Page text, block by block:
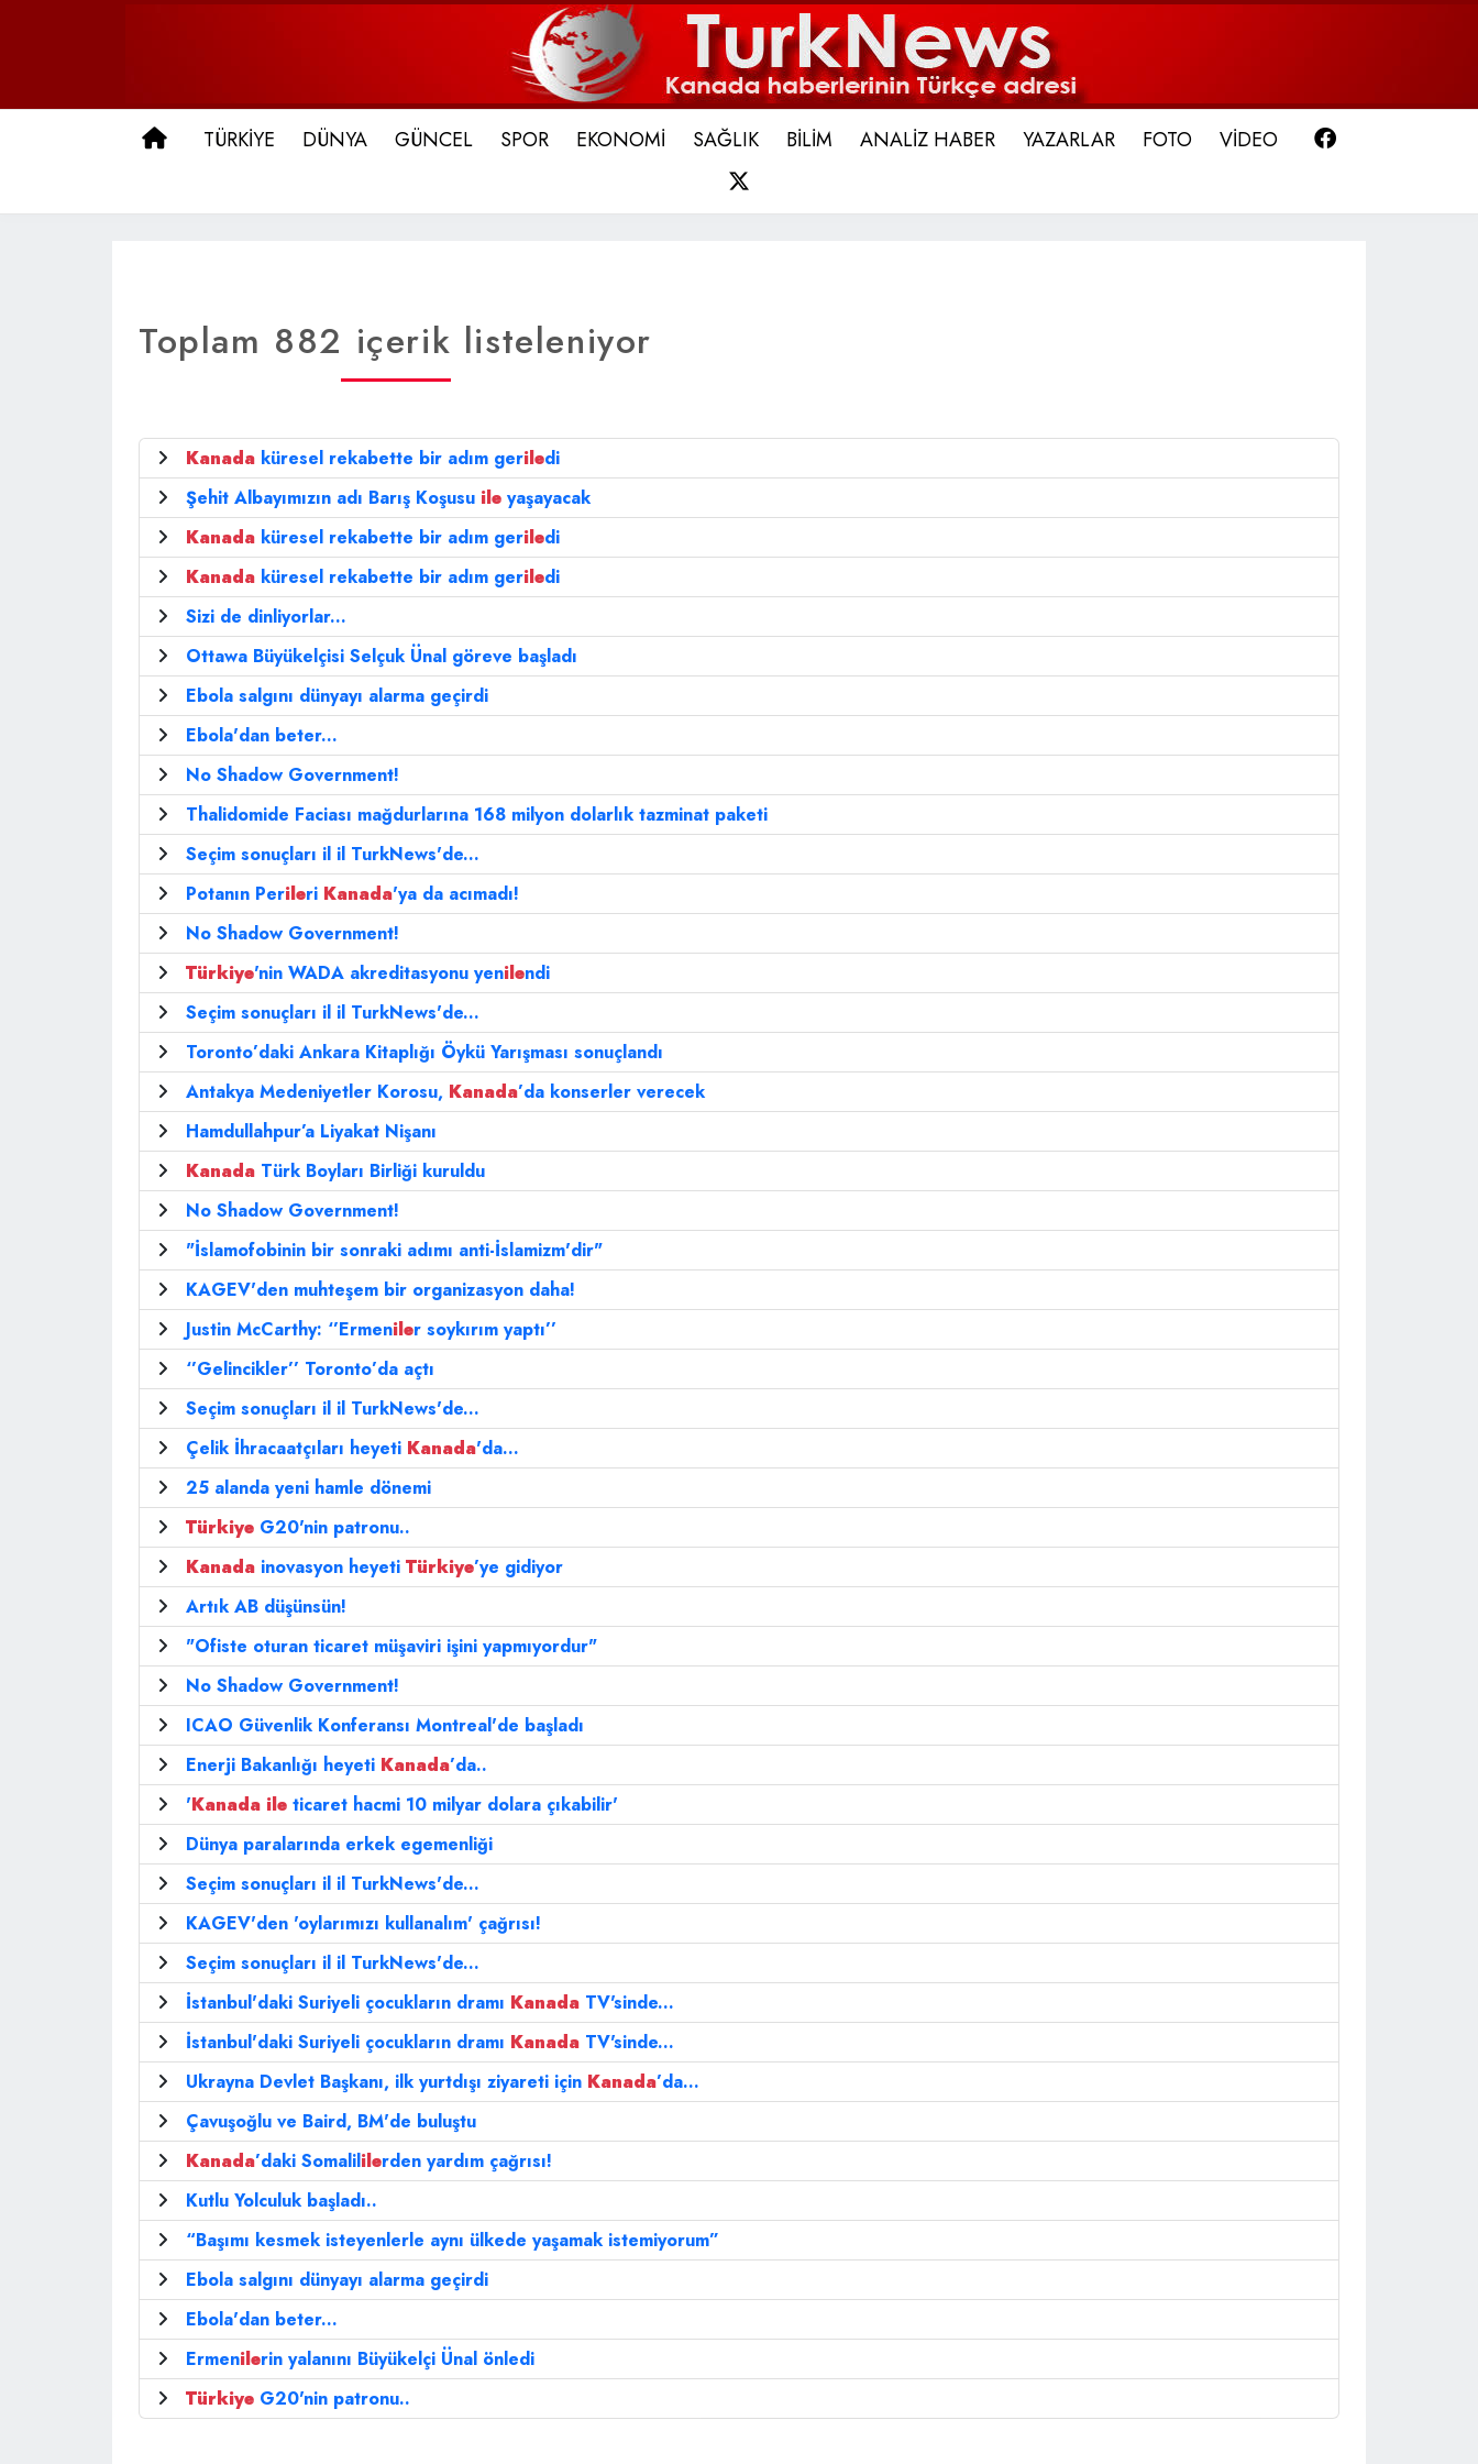
ANA SAYFA
TÜRKİYE DÜNYA GÜNCEL SPOR EKONOMİ SAĞLIK BİLİM ANALİZ HABER YAZARLAR FOTO VİDEO
Toplam 882 içerik listeleniyor
Kanada küresel rekabette bir adım geriledi
Şehit Albayımızın adı Barış Koşusu ile yaşayacak
Kanada küresel rekabette bir adım geriledi
Kanada küresel rekabette bir adım geriledi
Sizi de dinliyorlar...
Ottawa Büyükelçisi Selçuk Ünal göreve başladı
Ebola salgını dünyayı alarma geçirdi
Ebola'dan beter...
No Shadow Government!
Thalidomide Faciası mağdurlarına 168 milyon dolarlık tazminat paketi
Seçim sonuçları il il TurkNews'de...
Potanın Perileri Kanada'ya da acımadı!
No Shadow Government!
Türkiye'nin WADA akreditasyonu yenilendi
Seçim sonuçları il il TurkNews'de...
Toronto’daki Ankara Kitaplığı Öykü Yarışması sonuçlandı
Antakya Medeniyetler Korosu, Kanada’da konserler verecek
Hamdullahpur’a Liyakat Nişanı
Kanada Türk Boyları Birliği kuruldu
No Shadow Government!
"İslamofobinin bir sonraki adımı anti-İslamizm'dir"
KAGEV'den muhteşem bir organizasyon daha!
Justin McCarthy: ‘’Ermeniler soykırım yaptı’’
‘’Gelincikler’’ Toronto’da açtı
Seçim sonuçları il il TurkNews'de...
Çelik İhracaatçıları heyeti Kanada'da...
25 alanda yeni hamle dönemi
Türkiye G20'nin patronu..
Kanada inovasyon heyeti Türkiye’ye gidiyor
Artık AB düşünsün!
"Ofiste oturan ticaret müşaviri işini yapmıyordur"
No Shadow Government!
ICAO Güvenlik Konferansı Montreal'de başladı
Enerji Bakanlığı heyeti Kanada’da..
'Kanada ile ticaret hacmi 10 milyar dolara çıkabilir'
Dünya paralarında erkek egemenliği
Seçim sonuçları il il TurkNews'de...
KAGEV'den 'oylarımızı kullanalım' çağrısı!
Seçim sonuçları il il TurkNews'de...
İstanbul'daki Suriyeli çocukların dramı Kanada TV'sinde...
İstanbul'daki Suriyeli çocukların dramı Kanada TV'sinde...
Ukrayna Devlet Başkanı, ilk yurtdışı ziyareti için Kanada’da...
Çavuşoğlu ve Baird, BM'de buluştu
Kanada’daki Somalililerden yardım çağrısı!
Kutlu Yolculuk başladı..
“Başımı kesmek isteyenlerle aynı ülkede yaşamak istemiyorum”
Ebola salgını dünyayı alarma geçirdi
Ebola'dan beter...
Ermenilerin yalanını Büyükelçi Ünal önledi
Türkiye G20'nin patronu..